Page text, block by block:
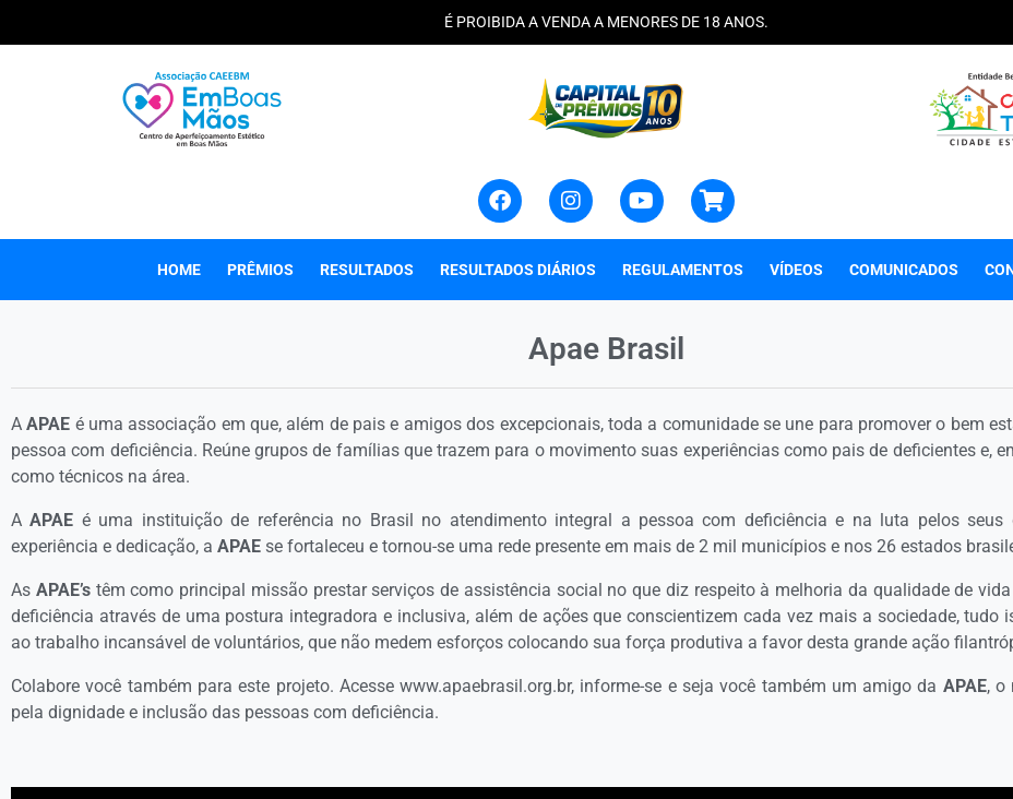
É PROIBIDA A VENDA A MENORES DE 18 ANOS.
HOME PRÊMIOS RESULTADOS RESULTADOS DIÁRIOS REGULAMENTOS VÍDEOS COMUNICADOS
Apae Brasil
AAPAE é uma associação em que, além de pais e amigos dos excepcionais, toda a comunidade se une para promover o bem
pessoa com deficiência. Reúne grupos de famílias que trazem para o movimento suas experiências como pais de deficientes e,
como técnicos na área.
AAPAE é uma instituição de referência no Brasil no atendimento integral a pessoa com deficiência e na luta pelos seus
experiência e dedicação, a APAE se fortaleceu e tornou-se uma rede presente em mais de 2 mil municípios e nos 26 estados
As APAE’stêm como principal missão prestar serviços de assistência social no que diz respeito à melhoria da qualidade de
deficiência através de uma postura integradora e inclusiva, além de ações que conscientizem cada vez mais a sociedade, tudo
ao trabalho incansável de voluntários, que não medem esforços colocando sua força produtiva a favor desta grande ação
Colabore você também para este projeto. Acesse www.apaebrasil.org.br, informe-se e seja você também um amigo da APAE, o
pela dignidade e inclusão das pessoas com deficiência.